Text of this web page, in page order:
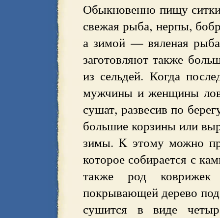
Обыкновенно пищу
свежая рыба, нерпы,
а зимой — вяленая
заготовляют также
из сельдей. Когда
мужчины и женщины
сушат, развесив по
большие корзины или
зимы. K этому можно
которое собирается с
также род коврижек
покрывающей дерево под
сушится в виде